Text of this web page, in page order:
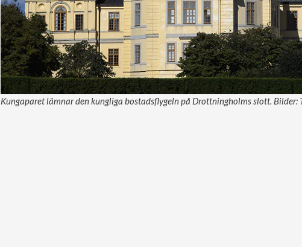
Kungaparet lämnar den kungliga bostadsflygeln på Drottningholms slott. Bilder: